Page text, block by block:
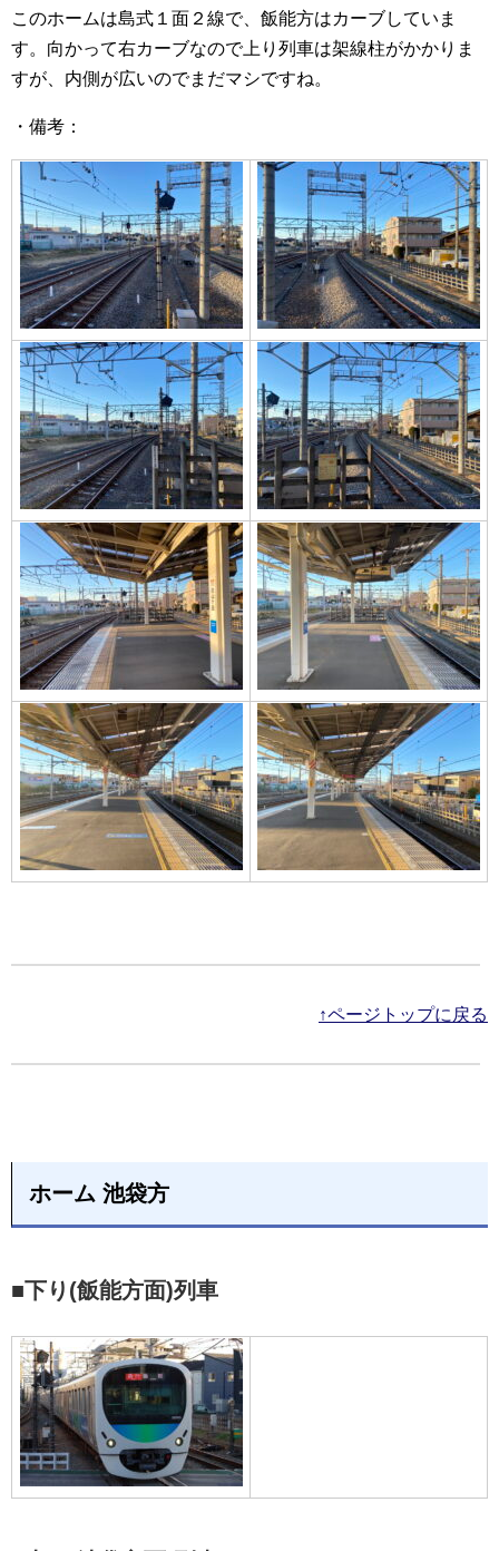
このホームは島式１面２線で、飯能方はカーブしていま
す。向かって右カーブなので上り列車は架線柱がかかりま
すが、内側が広いのでまだマシですね。
・備考：
↑ページトップに戻る
ホーム 池袋方
■下り(飯能方面)列車